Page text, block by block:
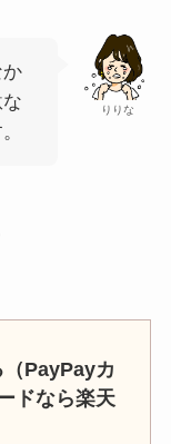
りりな
PayPayカ
ドなら楽天